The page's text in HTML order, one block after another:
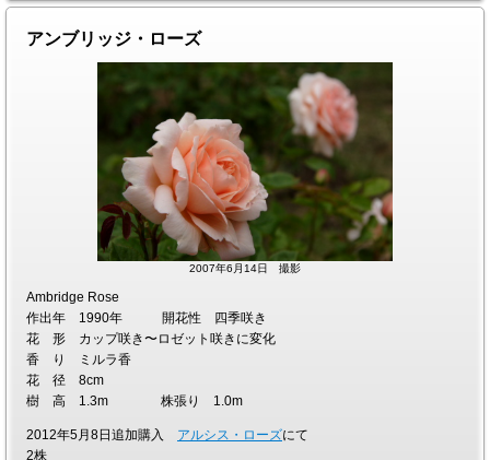
アンブリッジ・ローズ
2007年6月14日 撮影
Ambridge Rose
作出年 1990年 開花性 四季咲き
花 形 カップ咲き〜ロゼット咲きに変化
香 り ミルラ香
花 径 8cm
樹 高 1.3m 株張り 1.0m
2012年5月8日追加購入 アルシス・ローズにて
2株